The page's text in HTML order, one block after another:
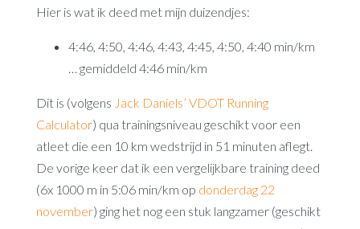
Hier is wat ik deed met mijn duizendjes:
4:46, 4:50, 4:46, 4:43, 4:45, 4:50, 4:40 min/km
… gemiddeld 4:46 min/km
Dit is (volgens Jack Daniels’ VDOT Running
Calculator) qua trainingsniveau geschikt voor een
atleet die een 10 km wedstrijd in 51 minuten aflegt.
De vorige keer dat ik een vergelijkbare training deed
(6x 1000 m in 5:06 min/km op donderdag 22
november) ging het nog een stuk langzamer (geschikt